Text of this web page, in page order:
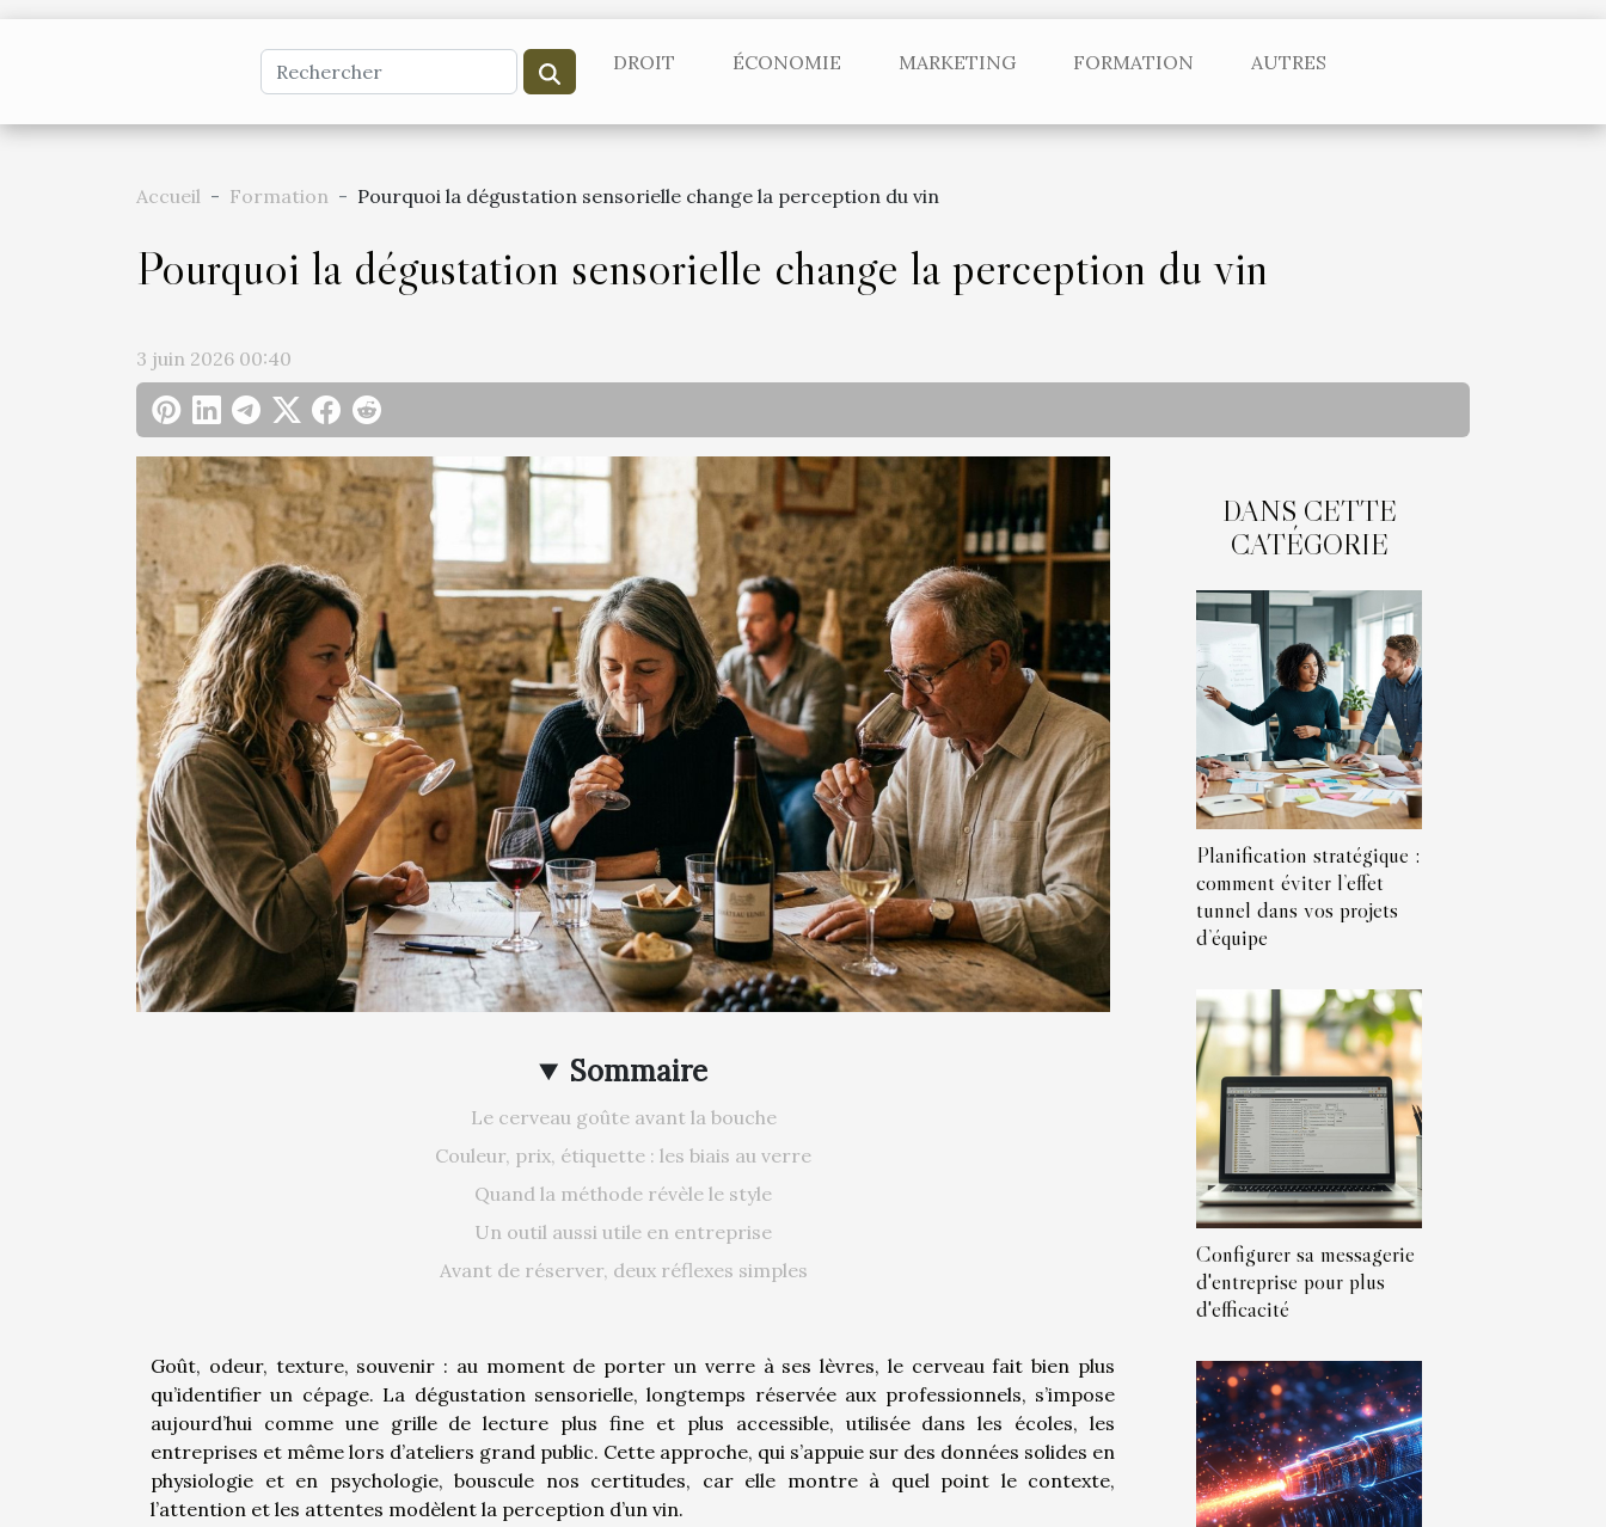
DROIT ÉCONOMIE MARKETING FORMATION AUTRES
Accueil Formation Pourquoi la dégustation sensorielle change la perception du vin
Pourquoi la dégustation sensorielle change la perception du vin
3 juin 2026 00:40
Sommaire
Le cerveau goûte avant la bouche
Couleur, prix, étiquette : les biais au verre
Quand la méthode révèle le style
Un outil aussi utile en entreprise
Avant de réserver, deux réflexes simples
Goût, odeur, texture, souvenir : au moment de porter un verre à ses lèvres, le cerveau fait bien plus
qu’identifier un cépage. La dégustation sensorielle, longtemps réservée aux professionnels, s’impose
aujourd’hui comme une grille de lecture plus fine et plus accessible, utilisée dans les écoles, les
entreprises et même lors d’ateliers grand public. Cette approche, qui s’appuie sur des données solides en
physiologie et en psychologie, bouscule nos certitudes, car elle montre à quel point le contexte,
l’attention et les attentes modèlent la perception d’un vin.
DANS CETTE
CATÉGORIE
Planification stratégique :
comment éviter l’effet
tunnel dans vos projets
d’équipe
Configurer sa messagerie
d'entreprise pour plus
d'efficacité